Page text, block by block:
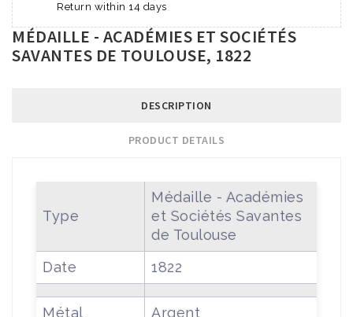
Return within 14 days
MÉDAILLE - ACADÉMIES ET SOCIÉTÉS
SAVANTES DE TOULOUSE, 1822
DESCRIPTION
PRODUCT DETAILS
Type
Médaille - Académies
et Sociétés Savantes
de Toulouse
Date
1822
Métal
Argent